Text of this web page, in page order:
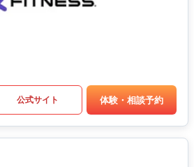
公式サイト 体験・相談予約